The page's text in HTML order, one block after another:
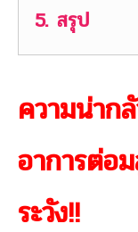
5. สรุป
ความน่าก
อาการต่อ
ระวัง!!